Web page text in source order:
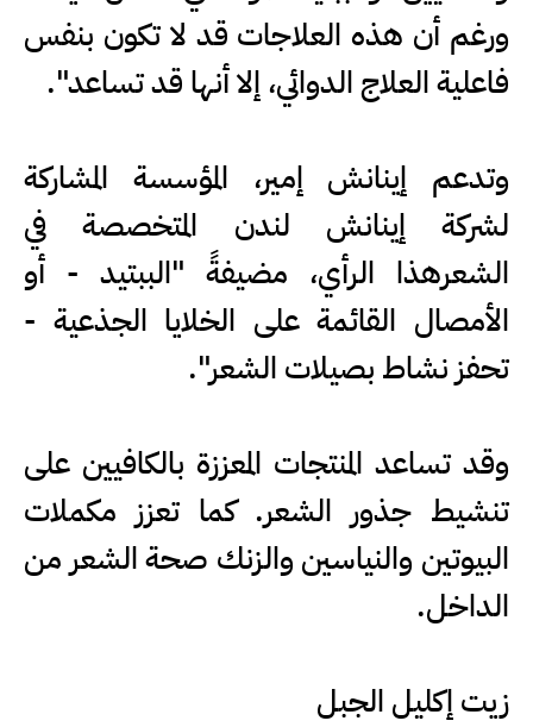
ورغم أن هذه العلاجات قد لا تكون بنفس
فاعلية العلاج الدوائي، إلا أنها قد تساعد".
وتدعم إينانش إمير، المؤسسة المشاركة
لشركة إينانش لندن المتخصصة في
الشعرهذا الرأي، مضيفةً "الببتيد - أو
الأمصال القائمة على الخلايا الجذعية -
تحفز نشاط بصيلات الشعر".
وقد تساعد المنتجات المعززة بالكافيين على
تنشيط جذور الشعر. كما تعزز مكملات
البيوتين والنياسين والزنك صحة الشعر من
الداخل.
زيت إكليل الجبل